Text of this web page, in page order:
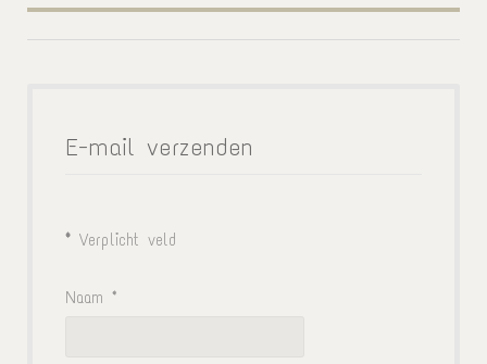
E-mail verzenden
* Verplicht veld
Naam *